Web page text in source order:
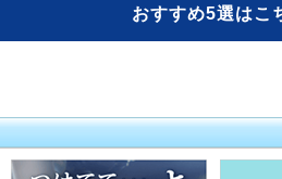
おすすめ5選はこ